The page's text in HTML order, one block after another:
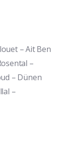
– Ait Ben
–
– Dünen
–